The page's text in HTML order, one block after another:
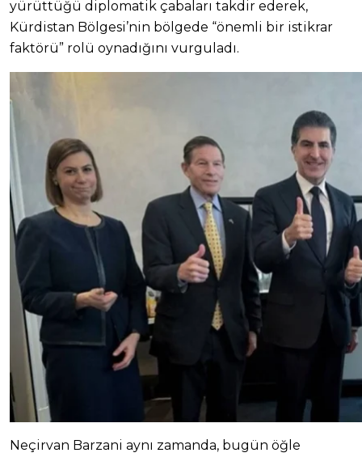
yürüttüğü diplomatik çabaları takdir ederek,
Kürdistan Bölgesi’nin bölgede “önemli bir istikrar
faktörü” rolü oynadığını vurguladı.
Neçirvan Barzani aynı zamanda, bugün öğle